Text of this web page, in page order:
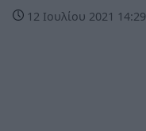
12 Ιουλίου 2021 14:29